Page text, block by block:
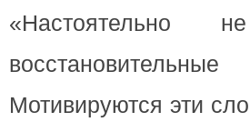
«Настоятельно
Мотивируются эти